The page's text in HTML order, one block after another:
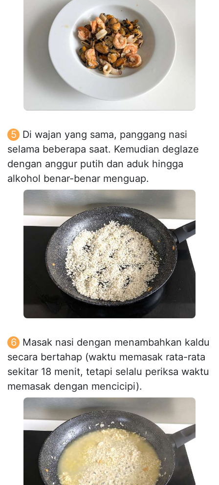
Di wajan yang sama, panggang nasi
selama beberapa saat. Kemudian deglaze
dengan anggur putih dan aduk hingga
alkohol benar-benar menguap.
Masak nasi dengan menambahkan kaldu
secara bertahap (waktu memasak rata-rata
sekitar 18 menit, tetapi selalu periksa waktu
memasak dengan mencicipi).